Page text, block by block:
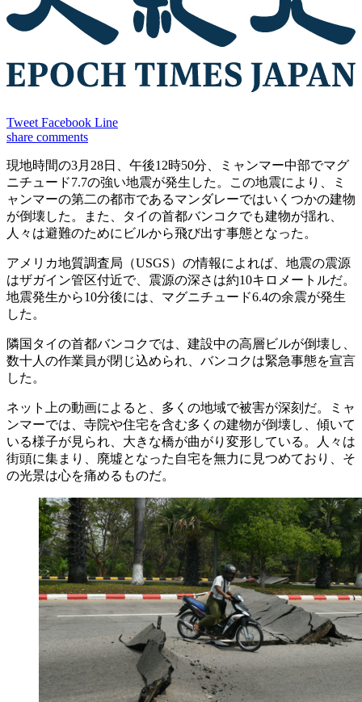
Tweet Facebook Line
share comments
現地時間の3月28日、午後12時50分、ミャンマー中部でマグ
ニチュード7.7の強い地震が発生した。この地震により、ミ
ャンマーの第二の都市であるマンダレーではいくつかの建物
が倒壊した。また、タイの首都バンコクでも建物が揺れ、
人々は避難のためにビルから飛び出す事態となった。
アメリカ地質調査局（USGS）の情報によれば、地震の震源
はザガイン管区付近で、震源の深さは約10キロメートルだ。
地震発生から10分後には、マグニチュード6.4の余震が発生
した。
隣国タイの首都バンコクでは、建設中の高層ビルが倒壊し、
数十人の作業員が閉じ込められ、バンコクは緊急事態を宣言
した。
ネット上の動画によると、多くの地域で被害が深刻だ。ミャ
ンマーでは、寺院や住宅を含む多くの建物が倒壊し、傾いて
いる様子が見られ、大きな橋が曲がり変形している。人々は
街頭に集まり、廃墟となった自宅を無力に見つめており、そ
の光景は心を痛めるものだ。